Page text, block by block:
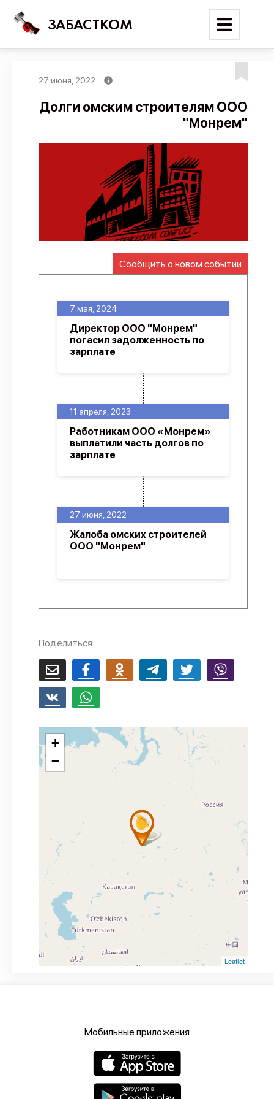
ЗАБАСТКОМ
Новости
Карта событий
Трудовые конфликты
Отчеты
Предложить публикацию
API
Политика конфиденциальности
27 июня, 2022
Долги омским строителям ООО
"Монрем"
Сообщить о новом событии
27 июня, 2022
Жалоба омских строителей
ООО "Монрем"
11 апреля, 2023
Работникам ООО «Монрем»
выплатили часть долгов по
зарплате
7 мая, 2024
Директор ООО "Монрем"
погасил задолженность по
зарплате
Поделиться
+
−
Leaflet
Мобильные приложения